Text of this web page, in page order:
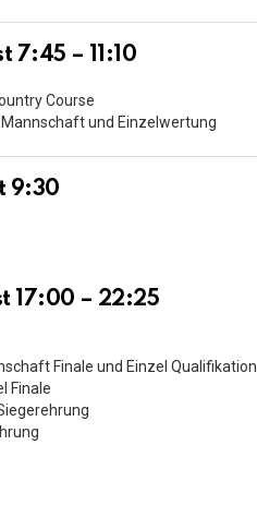
7:45 – 11:10
Course
und Einzelwertung
9:30
17:00 – 22:25
Finale und Einzel Qualifikation
Finale